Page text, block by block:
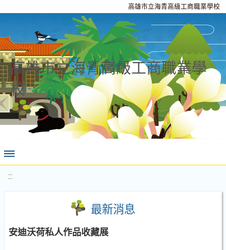
高雄市立海青高級工商職業學校
高雄市立海青高級工商職業學
校
:::
最新消息
安迪沃荷私人作品收藏展